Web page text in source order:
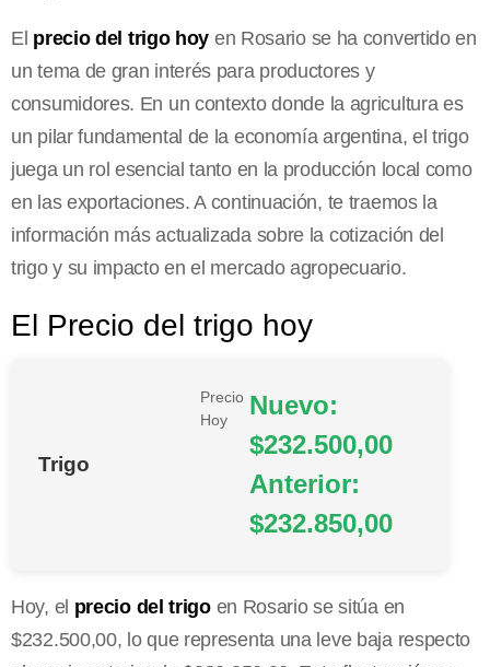
El precio del trigo hoy en Rosario se ha convertido en
un tema de gran interés para productores y
consumidores. En un contexto donde la agricultura es
un pilar fundamental de la economía argentina, el trigo
juega un rol esencial tanto en la producción local como
en las exportaciones. A continuación, te traemos la
información más actualizada sobre la cotización del
trigo y su impacto en el mercado agropecuario.
El Precio del trigo hoy
Trigo
Precio
Hoy
Nuevo:
$232.500,00
Anterior:
$232.850,00
Hoy, el precio del trigoen Rosario se sitúa en
$232.500,00, lo que representa una leve baja respecto